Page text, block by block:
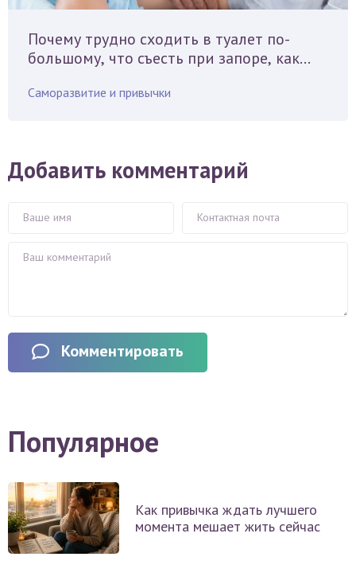
Почему трудно сходить в туалет по-
большому, что съесть при запоре, как
упражнений
Саморазвитие и привычки
Добавить комментарий
Комментировать
Популярное
Как привычка ждать лучшего
момента мешает жить сейчас